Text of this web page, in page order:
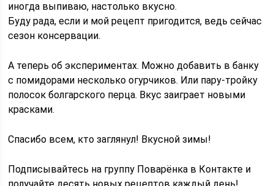
иногда выпиваю, настолько вкусно.
Буду рада, если и мой рецепт пригодится, ведь сейчас
сезон консервации.
А теперь об экспериментах. Можно добавить в банку
с помидорами несколько огурчиков. Или пару-тройку
полосок болгарского перца. Вкус заиграет новыми
красками.
Спасибо всем, кто заглянул! Вкусной зимы!
Подписывайтесь на группу Поварёнка в Контакте и